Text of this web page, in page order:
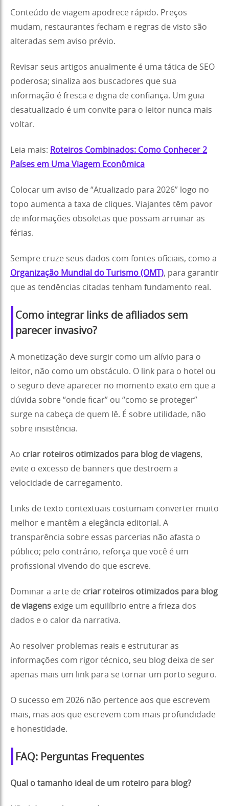
Conteúdo de viagem apodrece rápido. Preços
mudam, restaurantes fecham e regras de visto são
alteradas sem aviso prévio.
Revisar seus artigos anualmente é uma tática de SEO
poderosa; sinaliza aos buscadores que sua
informação é fresca e digna de confiança. Um guia
desatualizado é um convite para o leitor nunca mais
voltar.
Leia mais: Roteiros Combinados: Como Conhecer 2
Países em Uma Viagem Econômica
Colocar um aviso de “Atualizado para 2026” logo no
topo aumenta a taxa de cliques. Viajantes têm pavor
de informações obsoletas que possam arruinar as
férias.
Sempre cruze seus dados com fontes oficiais, como a
Organização Mundial do Turismo (OMT), para garantir
que as tendências citadas tenham fundamento real.
Como integrar links de afiliados sem
parecer invasivo?
A monetização deve surgir como um alívio para o
leitor, não como um obstáculo. O link para o hotel ou
o seguro deve aparecer no momento exato em que a
dúvida sobre “onde ficar” ou “como se proteger”
surge na cabeça de quem lê. É sobre utilidade, não
sobre insistência.
Ao criar roteiros otimizados para blog de viagens,
evite o excesso de banners que destroem a
velocidade de carregamento.
Links de texto contextuais costumam converter muito
melhor e mantêm a elegância editorial. A
transparência sobre essas parcerias não afasta o
público; pelo contrário, reforça que você é um
profissional vivendo do que escreve.
Dominar a arte de criar roteiros otimizados para blog
de viagens exige um equilíbrio entre a frieza dos
dados e o calor da narrativa.
Ao resolver problemas reais e estruturar as
informações com rigor técnico, seu blog deixa de ser
apenas mais um link para se tornar um porto seguro.
O sucesso em 2026 não pertence aos que escrevem
mais, mas aos que escrevem com mais profundidade
e honestidade.
FAQ: Perguntas Frequentes
Qual o tamanho ideal de um roteiro para blog?